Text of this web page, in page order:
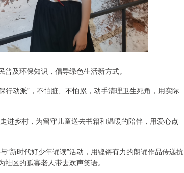
及环保知识，倡导绿色生活新方式。
行动派”，不怕脏、不怕累，动手清理卫生死角，用实际
进乡村，为留守儿童送去书籍和温暖的陪伴，用爱心点
新时代好少年诵读”活动，用铿锵有力的朗诵作品传递抗
区的孤寡老人带去欢声笑语。